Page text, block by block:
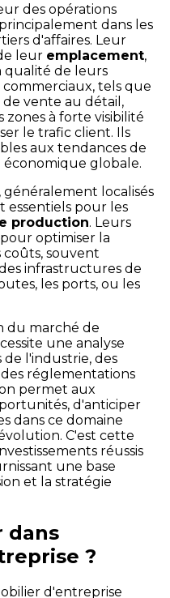
des opérations
dans les
d'affaires. Leur
leur emplacement,
qualité de leurs
tels que
de vente au détail,
zones à forte visibilité
le trafic client. Ils
aux tendances de
économique globale.
généralement localisés
essentiels pour les
production. Leurs
optimiser la
souvent
infrastructures de
les ports, ou les
du marché de
une analyse
l'industrie, des
réglementations
permet aux
d'anticiper
dans ce domaine
C'est cette
réussis
une base
et la stratégie
dans
?
d'entreprise